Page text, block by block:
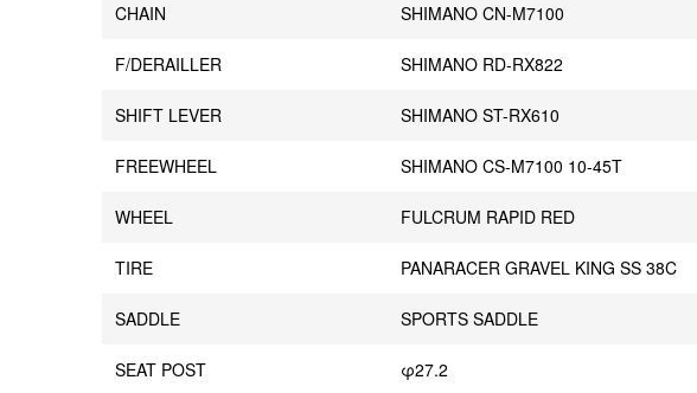
CHAIN SHIMANO CN-M7100
F/DERAILLER SHIMANO RD-RX822
SHIFT LEVER SHIMANO ST-RX610
FREEWHEEL SHIMANO CS-M7100 10-45T
WHEEL FULCRUM RAPID RED
TIRE PANARACER GRAVEL KING SS 38C
SADDLE SPORTS SADDLE
SEAT POST φ27.2